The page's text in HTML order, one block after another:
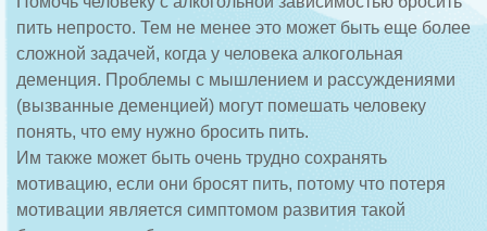
пить непросто. Тем не менее это может быть еще более
сложной задачей, когда у человека алкогольная
деменция. Проблемы с мышлением и рассуждениями
(вызванные деменцией) могут помешать человеку
понять, что ему нужно бросить пить.
Им также может быть очень трудно сохранять
мотивацию, если они бросят пить, потому что потеря
мотивации является симптомом развития такой